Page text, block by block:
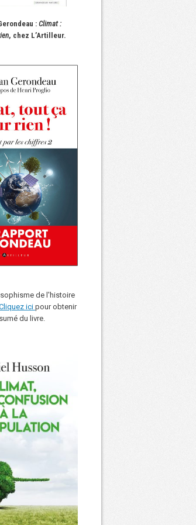
:Climat :
, chez L’Artilleur.
de l'histoire
ici pour obtenir
du livre.